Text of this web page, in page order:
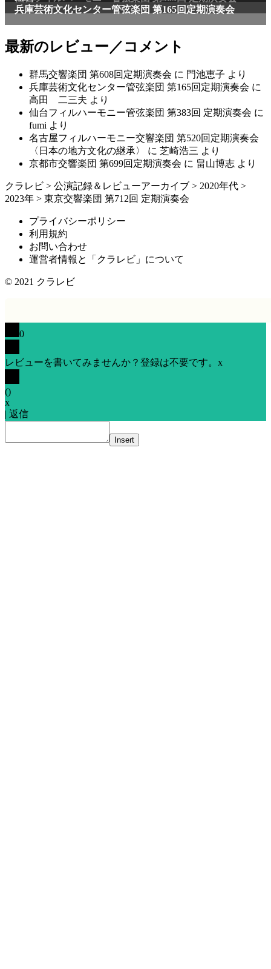
兵庫芸術文化センター管弦楽団 第165回定期演奏会
最新のレビュー／コメント
群馬交響楽団 第608回定期演奏会 に 門池恵子 より
兵庫芸術文化センター管弦楽団 第165回定期演奏会 に
高田 二三夫 より
仙台フィルハーモニー管弦楽団 第383回 定期演奏会 に
fumi より
名古屋フィルハーモニー交響楽団 第520回定期演奏会
〈日本の地方文化の継承〉
に 芝崎浩三 より
京都市交響楽団 第699回定期演奏会 に 畠山博志 より
クラレビ > 公演記録＆レビューアーカイブ > 2020年代 >
2023年 > 東京交響楽団 第712回 定期演奏会
プライバシーポリシー
利用規約
お問い合わせ
運営者情報と「クラレビ」について
© 2021 クラレビ
0
レビューを書いてみませんか？登録は不要です。 x
()
x
| 返信
Insert